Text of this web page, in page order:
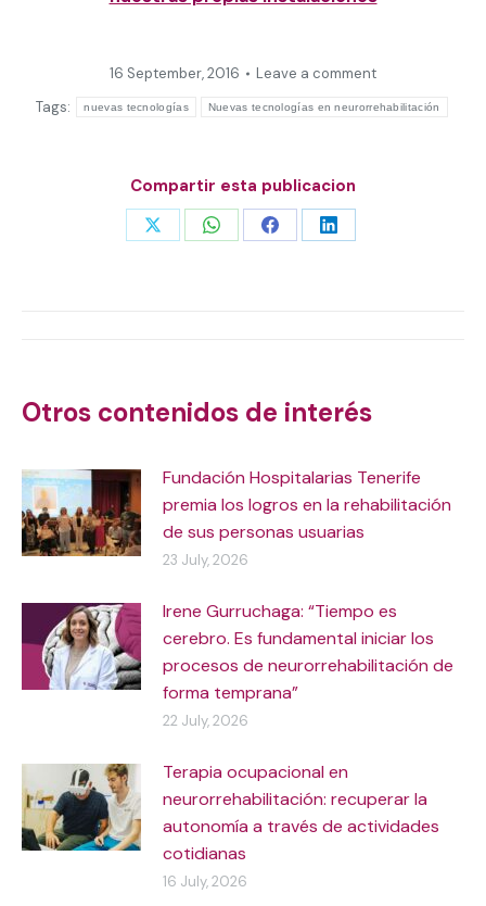
16 September, 2016
Leave a comment
Tags:
nuevas tecnologías Nuevas tecnologías en neurorrehabilitación
Compartir esta publicacion
Share Share Share Share
Otros contenidos de interés
Fundación Hospitalarias Tenerife
premia los logros en la rehabilitación
de sus personas usuarias
23 July, 2026
Irene Gurruchaga: “Tiempo es
cerebro. Es fundamental iniciar los
procesos de neurorrehabilitación de
forma temprana”
22 July, 2026
Terapia ocupacional en
neurorrehabilitación: recuperar la
autonomía a través de actividades
cotidianas
16 July, 2026